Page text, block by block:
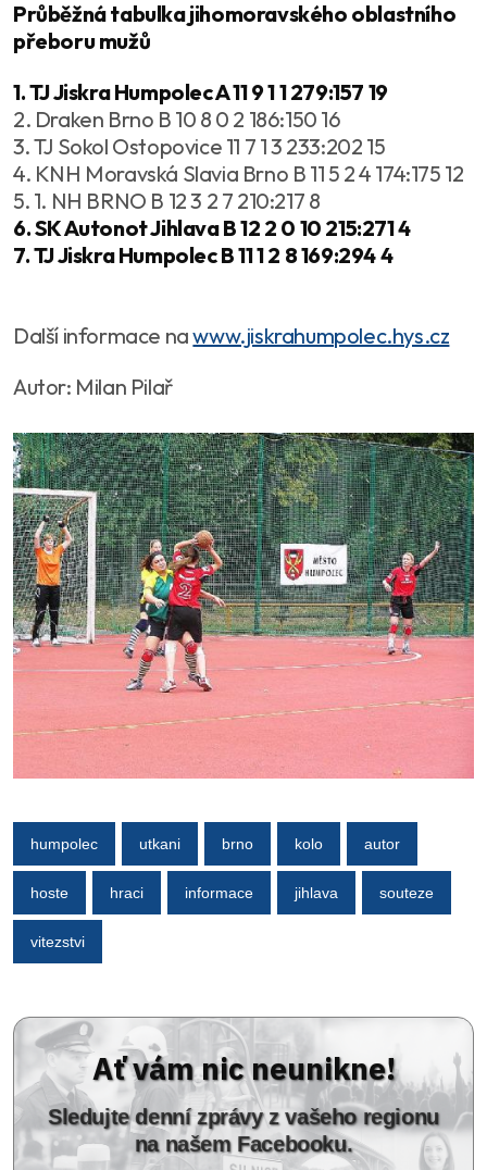
Průběžná tabulka jihomoravského oblastního
přeboru mužů
1. TJ Jiskra Humpolec A 11 9 1 1 279:157 19
2. Draken Brno B 10 8 0 2 186:150 16
3. TJ Sokol Ostopovice 11 7 1 3 233:202 15
4. KNH Moravská Slavia Brno B 11 5 2 4 174:175 12
5. 1. NH BRNO B 12 3 2 7 210:217 8
6. SK Autonot Jihlava B 12 2 0 10 215:271 4
7. TJ Jiskra Humpolec B 11 1 2 8 169:294 4
Další informace nawww.jiskrahumpolec.hys.cz
Autor: Milan Pilař
humpolec utkani brno kolo autor
hoste hraci informace jihlava souteze
vitezstvi
Ať vám nic neunikne!
Sledujte denní zprávy z vašeho regionu
na našem Facebooku.